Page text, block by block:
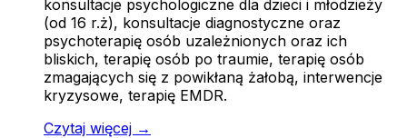
konsultacje psychologiczne dla dzieci i młodzieży
(od 16 r.ż), konsultacje diagnostyczne oraz
psychoterapię osób uzależnionych oraz ich
bliskich, terapię osób po traumie, terapię osób
zmagających się z powikłaną żałobą, interwencje
kryzysowe, terapię EMDR.
Czytaj więcej →